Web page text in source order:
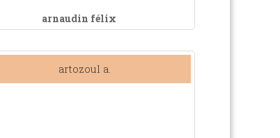
arnaudin félix